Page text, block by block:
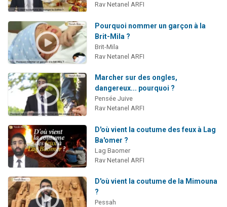
Rav Netanel ARFI
Pourquoi nommer un garçon à la
Brit-Mila ?
Brit-Mila
Rav Netanel ARFI
Marcher sur des ongles,
dangereux... pourquoi ?
Pensée Juive
Rav Netanel ARFI
D'où vient la coutume des feux à Lag
Ba'omer ?
Lag Baomer
Rav Netanel ARFI
D'où vient la coutume de la Mimouna
?
Pessah